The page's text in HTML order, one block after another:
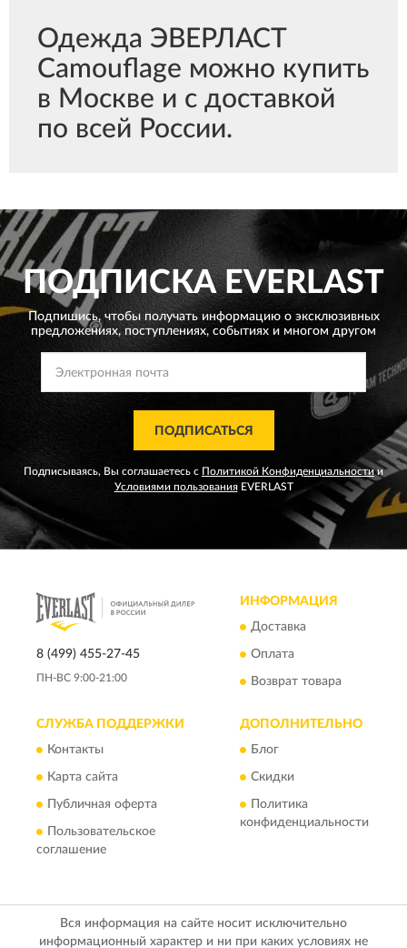
Одежда ЭВЕРЛАСТ
Camouflage можно купить
в Москве и с доставкой
по всей России.
ПОДПИСКАEVERLAST
Подпишись, чтобы получать информацию о эксклюзивных
предложениях, поступлениях, событиях и многом другом
ПОДПИСАТЬСЯ
Подписываясь, Вы соглашаетесь с Политикой Конфиденциальности и
Условиями пользованияEVERLAST
8 (499) 455-27-45
ПН-ВС 9:00-21:00
ИНФОРМАЦИЯ
Доставка
Оплата
Возврат товара
СЛУЖБА ПОДДЕРЖКИ
Контакты
Карта сайта
Публичная оферта
Пользовательское
соглашение
ДОПОЛНИТЕЛЬНО
Блог
Скидки
Политика
конфиденциальности
Вся информация на сайте носит исключительно
информационный характер и ни при каких условиях не